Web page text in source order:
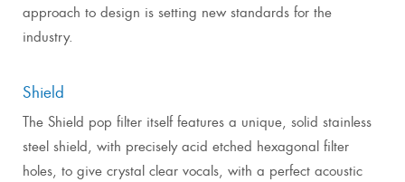
approach to design is setting new standards for the
industry.
Shield
The Shield pop filter itself features a unique, solid stainless
steel shield, with precisely acid etched hexagonal filter
holes, to give crystal clear vocals, with a perfect acoustic